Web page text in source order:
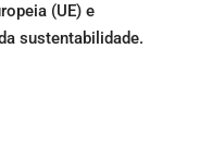
(UE) e
sustentabilidade.